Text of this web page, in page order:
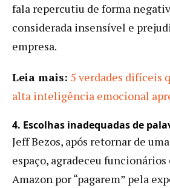
fala repercutiu de forma
considerada insensível e
empresa.
Leia mais: 5 verdades difíceis
alta inteligência emocional
4. Escolhas inadequadas de
Jeff Bezos, após retornar de
espaço, agradeceu
Amazon por “pagarem” pela